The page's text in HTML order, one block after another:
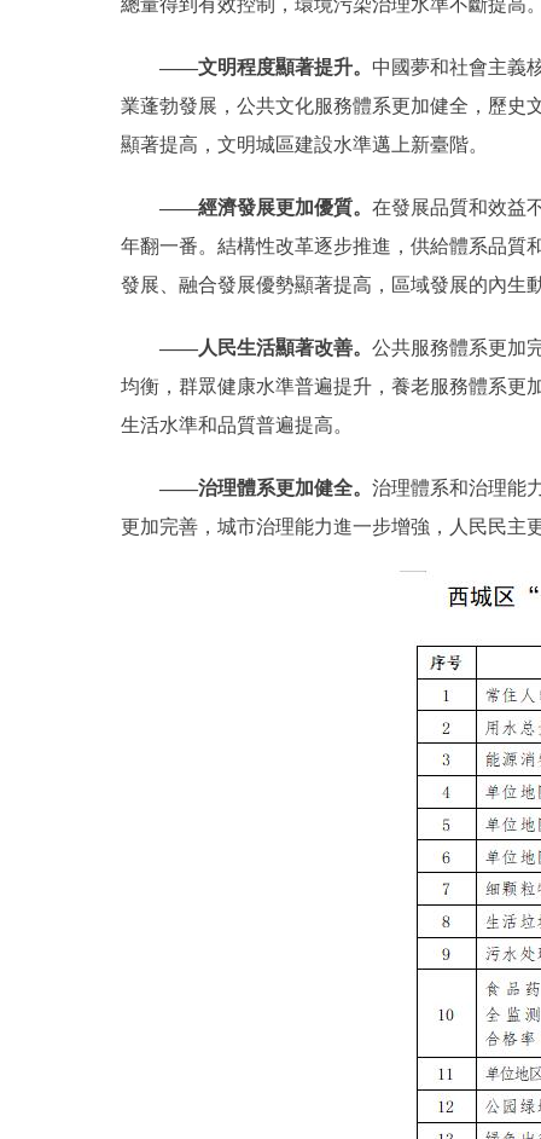
總量得到有效控制，環境污染治理水準不斷提高
——文明程度顯著提升。 中國夢和社會主義
業蓬勃發展，公共文化服務體系更加健全，歷史
顯著提高，文明城區建設水準邁上新臺階。
——經濟發展更加優質。 在發展品質和效益
年翻一番。結構性改革逐步推進，供給體系品質
發展、融合發展優勢顯著提高，區域發展的內生
——人民生活顯著改善。 公共服務體系更加
均衡，群眾健康水準普遍提升，養老服務體系更
生活水準和品質普遍提高。
——治理體系更加健全。 治理體系和治理能
更加完善，城市治理能力進一步增強，人民民主